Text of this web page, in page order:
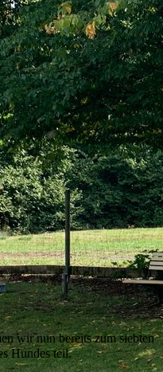
wir nun bereits zum siebten
Hundes teil.